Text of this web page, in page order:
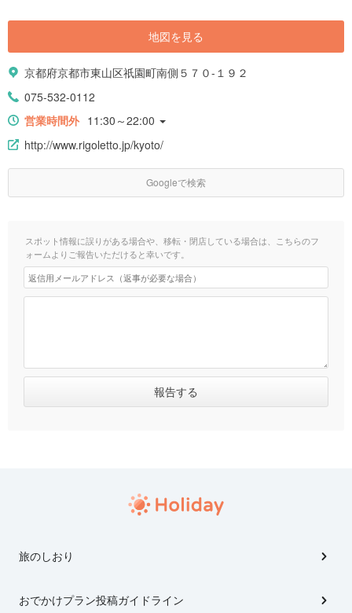
地図を見る
京都府京都市東山区祇園町南側５７０-１９２
075-532-0112
営業時間外 11:30～22:00
http://www.rigoletto.jp/kyoto/
Googleで検索
スポット情報に誤りがある場合や、移転・閉店している場合は、こちらのフ
ォームよりご報告いただけると幸いです。
旅のしおり
おでかけプラン投稿ガイドライン